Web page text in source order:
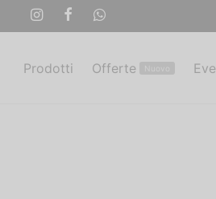
Prodotti Offerte